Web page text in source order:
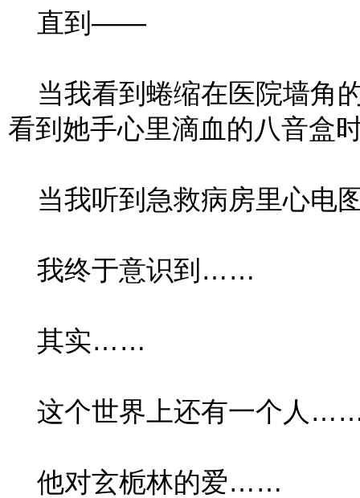
直到——
当我看到蜷缩在医院墙角
看到她手心里滴血的八音
当我听到急救病房里心电
我终于意识到……
其实……
这个世界上还有一个人
他对玄栀林的爱……